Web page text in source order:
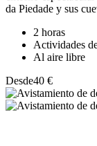
da Piedade y sus
2 horas
Actividades
Al aire libre
Desde40 €